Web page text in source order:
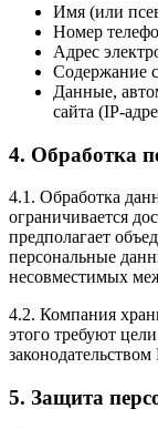
Имя (или
Номер
Адрес
Содержание
Данные,
сайта (IP-
4. Обработка
4.1. Обработка
ограничивается
предполагает
персональные
несовместимых
4.2. Компания
этого требуют
5. Защита